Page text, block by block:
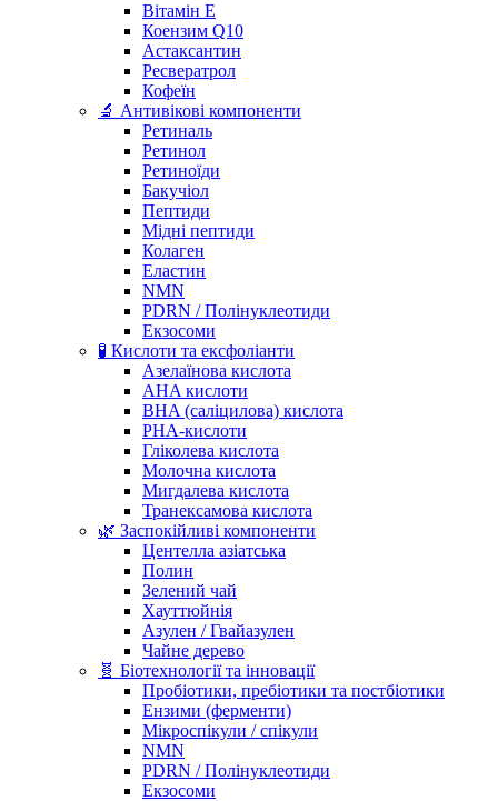
Вітамін Е
Коензим Q10
Астаксантин
Ресвератрол
Кофеїн
🔬 Антивікові компоненти
Ретиналь
Ретинол
Ретиноїди
Бакучіол
Пептиди
Мідні пептиди
Колаген
Еластин
NMN
PDRN / Полінуклеотиди
Екзосоми
🧪 Кислоти та ексфоліанти
Азелаїнова кислота
AHA кислоти
BHA (саліцилова) кислота
PHA-кислоти
Гліколева кислота
Молочна кислота
Мигдалева кислота
Транексамова кислота
🌿 Заспокійливі компоненти
Центелла азіатська
Полин
Зелений чай
Хауттюйнія
Азулен / Гвайазулен
Чайне дерево
🧬 Біотехнології та інновації
Пробіотики, пребіотики та постбіотики
Ензими (ферменти)
Мікроспікули / спікули
NMN
PDRN / Полінуклеотиди
Екзосоми